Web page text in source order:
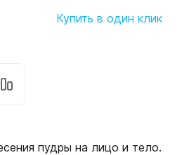
Купить в один клик
пудры на лицо и тело.